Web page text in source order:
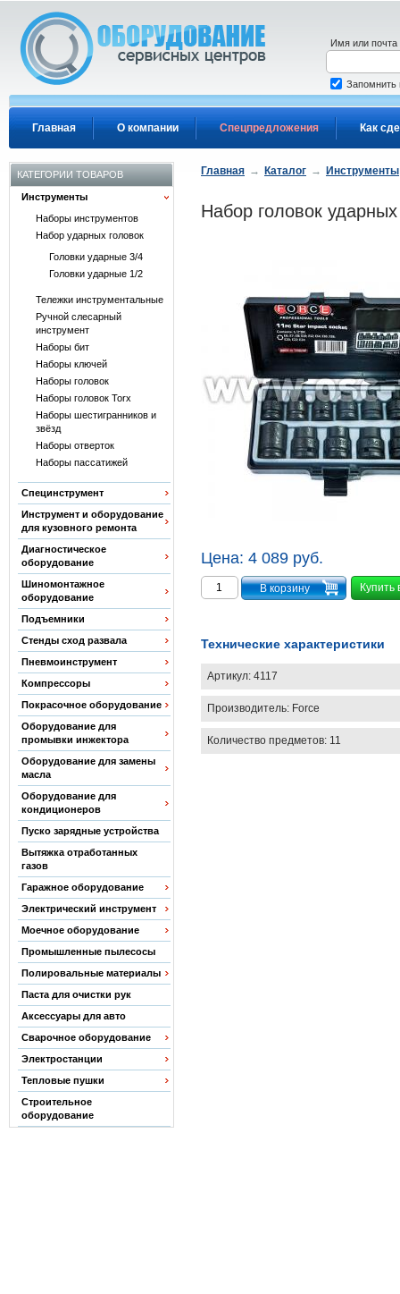
Главная О компании Спецпредложения Как
Имя или почта
Запомнить
КАТЕГОРИИ ТОВАРОВ
Инструменты
Наборы инструментов
Набор ударных головок
Головки ударные 3/4
Головки ударные 1/2
Тележки инструментальные
Ручной слесарный
инструмент
Наборы бит
Наборы ключей
Наборы головок
Наборы головок Torx
Наборы шестигранников и
звёзд
Наборы отверток
Наборы пассатижей
Специнструмент
Инструмент и оборудование
для кузовного ремонта
Диагностическое
оборудование
Шиномонтажное
оборудование
Подъемники
Стенды сход развала
Пневмоинструмент
Компрессоры
Покрасочное оборудование
Оборудование для
промывки инжектора
Оборудование для замены
масла
Оборудование для
кондиционеров
Пуско зарядные устройства
Вытяжка отработанных
газов
Гаражное оборудование
Электрический инструмент
Моечное оборудование
Промышленные пылесосы
Полировальные материалы
Паста для очистки рук
Аксессуары для авто
Сварочное оборудование
Электростанции
Тепловые пушки
Строительное
оборудование
Главная → Каталог → Инструменты
Набор головок
Цена: 4 089 руб.
Купить
Технические характеристики
Артикул: 4117
Производитель: Force
Количество предметов: 11